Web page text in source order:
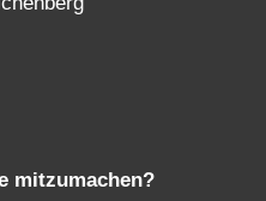
mitzumachen?